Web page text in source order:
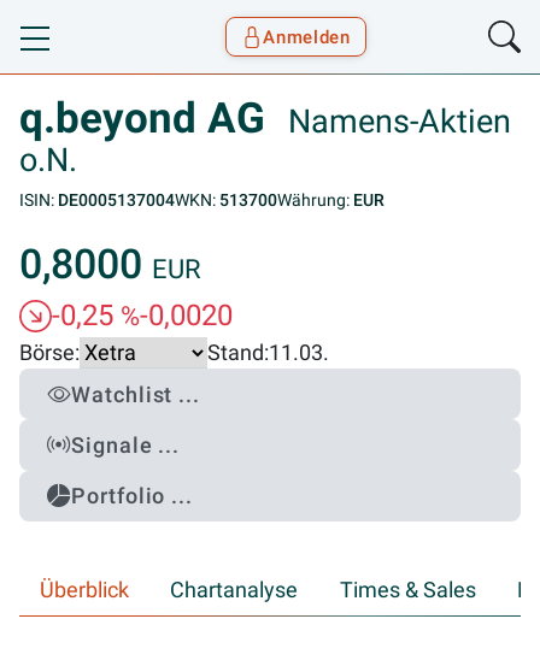
Toggle navigation
Anmelden
q.beyond AG
Namens-Aktien
o.N.
ISIN: DE0005137004WKN: 513700Währung: EUR
0,8000 EUR
-0,25 %-0,0020
Börse: Stand:11.03.
Watchlist ...
Signale ...
Portfolio ...
Überblick Chartanalyse Times & Sales